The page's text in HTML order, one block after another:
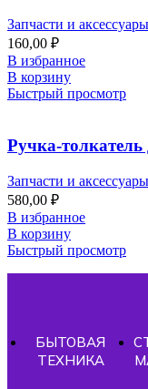
Запчасти и аксессуары
160,00 ₽
В избранное
В корзину
Быстрый просмотр
Ручка-толкатель
Запчасти и аксессуары
580,00 ₽
В избранное
В корзину
Быстрый просмотр
БЫТОВАЯ
ТЕХНИКА